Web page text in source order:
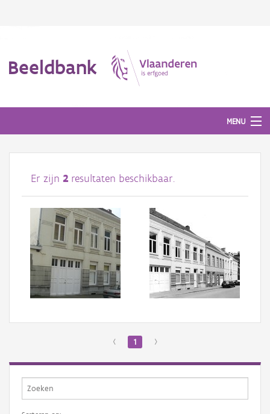
Beeldbank
MENU
Afbeeldingen
#BeeldIndeKijker
Hergebruik
Over ons
Aanmelden
Er zijn 2 resultaten beschikbaar.
‹ 1 ›